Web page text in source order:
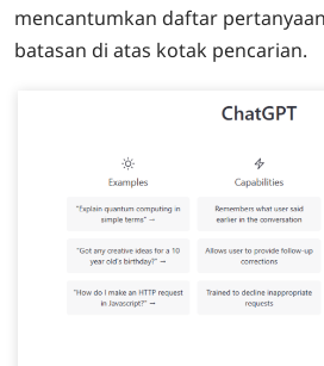
mencantumkan daftar
batasan di atas kotak pencarian.